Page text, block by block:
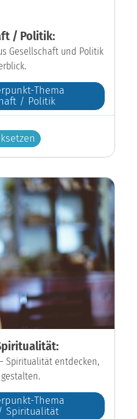
/ Politik:
Gesellschaft und Politik
Thema
/ Politik
Spiritualität entdecken,
Thema
Spiritualität